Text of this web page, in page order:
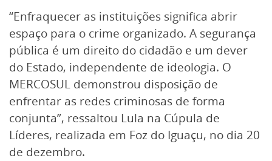
“Enfraquecer as instituições significa abrir
espaço para o crime organizado. A segurança
pública é um direito do cidadão e um dever
do Estado, independente de ideologia. O
MERCOSUL demonstrou disposição de
enfrentar as redes criminosas de forma
conjunta”, ressaltou Lula na Cúpula de
Líderes, realizada em Foz do Iguaçu, no dia 20
de dezembro.